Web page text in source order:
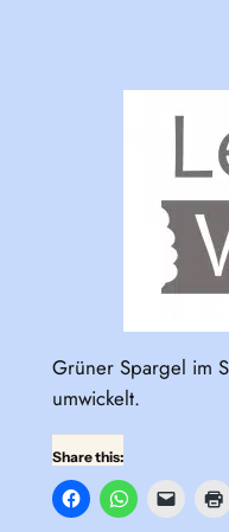
Grüner Spargel im
umwickelt.
Share this: